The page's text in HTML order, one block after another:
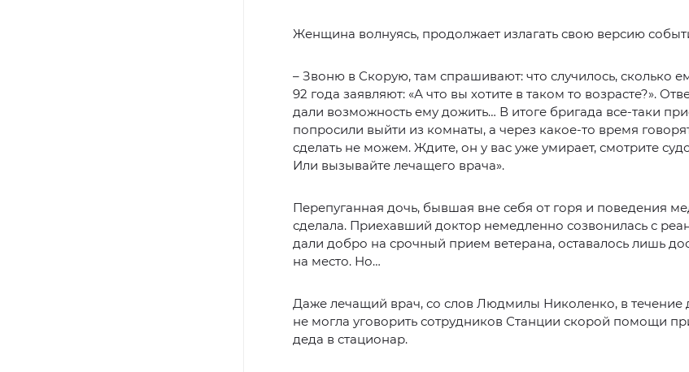
Женщина волнуясь, продолжает излагать свою версию
– Звоню в Скорую, там спрашивают: что случилось, сколько
92 года заявляют: «А что вы хотите в таком то возрасте?».
дали возможность ему дожить… В итоге бригада все-таки
попросили выйти из комнаты, а через какое-то время
сделать не можем. Ждите, он у вас уже умирает, смотрите
Или вызывайте лечащего врача».
Перепуганная дочь, бывшая вне себя от горя и поведения
сделала. Приехавший доктор немедленно созвонилась с
дали добро на срочный прием ветерана, оставалось лишь
на место. Но…
Даже лечащий врач, со слов Людмилы Николенко, в течение
не могла уговорить сотрудников Станции скорой помощи
деда в стационар.